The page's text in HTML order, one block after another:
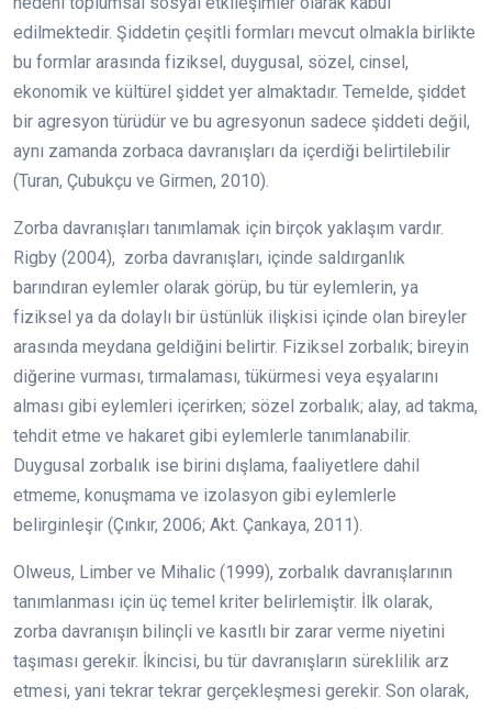
edilmektedir. Şiddetin çeşitli formları mevcut olmakla birlikte
bu formlar arasında fiziksel, duygusal, sözel, cinsel,
ekonomik ve kültürel şiddet yer almaktadır. Temelde, şiddet
bir agresyon türüdür ve bu agresyonun sadece şiddeti değil,
aynı zamanda zorbaca davranışları da içerdiği belirtilebilir
(Turan, Çubukçu ve Girmen, 2010).
Zorba davranışları tanımlamak için birçok yaklaşım vardır.
Rigby (2004), zorba davranışları, içinde saldırganlık
barındıran eylemler olarak görüp, bu tür eylemlerin, ya
fiziksel ya da dolaylı bir üstünlük ilişkisi içinde olan bireyler
arasında meydana geldiğini belirtir. Fiziksel zorbalık; bireyin
diğerine vurması, tırmalaması, tükürmesi veya eşyalarını
alması gibi eylemleri içerirken; sözel zorbalık; alay, ad takma,
tehdit etme ve hakaret gibi eylemlerle tanımlanabilir.
Duygusal zorbalık ise birini dışlama, faaliyetlere dahil
etmeme, konuşmama ve izolasyon gibi eylemlerle
belirginleşir (Çınkır, 2006; Akt. Çankaya, 2011).
Olweus, Limber ve Mihalic (1999), zorbalık davranışlarının
tanımlanması için üç temel kriter belirlemiştir. İlk olarak,
zorba davranışın bilinçli ve kasıtlı bir zarar verme niyetini
taşıması gerekir. İkincisi, bu tür davranışların süreklilik arz
etmesi, yani tekrar tekrar gerçekleşmesi gerekir. Son olarak,